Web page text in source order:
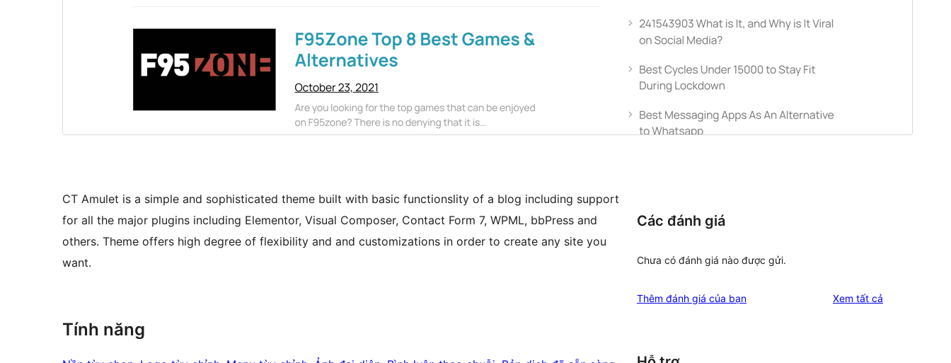
CT Amulet is a simple and sophisticated theme built with basic functionslity of a blog including support
for all the major plugins including Elementor, Visual Composer, Contact Form 7, WPML, bbPress and
others. Theme offers high degree of flexibility and and customizations in order to create any site you
want.
Tính năng
Các đánh giá
Chưa có đánh giá nào được gửi.
Thêm đánh giá của bạn Xem tất cả